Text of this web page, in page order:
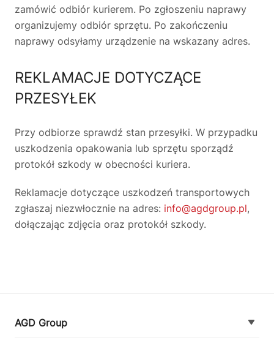
zamówić odbiór kurierem. Po zgłoszeniu naprawy
organizujemy odbiór sprzętu. Po zakończeniu
naprawy odsyłamy urządzenie na wskazany adres.
REKLAMACJE DOTYCZĄCE
PRZESYŁEK
Przy odbiorze sprawdź stan przesyłki. W przypadku
uszkodzenia opakowania lub sprzętu sporządź
protokół szkody w obecności kuriera.
Reklamacje dotyczące uszkodzeń transportowych
zgłaszaj niezwłocznie na adres: info@agdgroup.pl,
dołączając zdjęcia oraz protokół szkody.
AGD Group